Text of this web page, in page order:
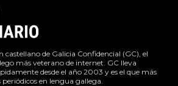
castellano de Galicia Confidencial (GC), el
más veterano de internet. GC lleva
desde el año 2003 y es el que más
en lengua gallega.